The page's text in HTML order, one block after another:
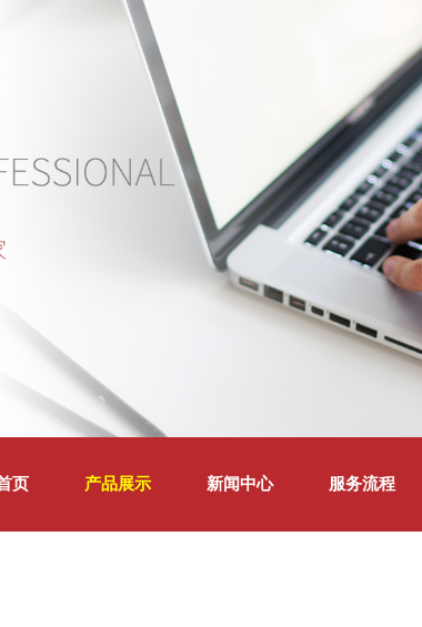
页 产品展示 新闻中心 服务流程